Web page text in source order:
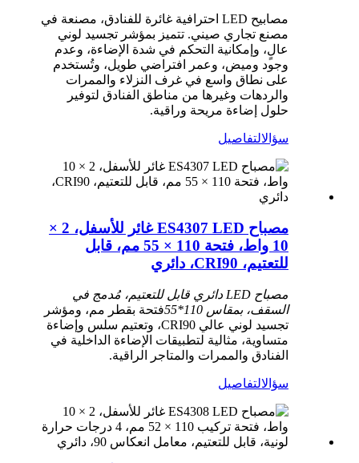
مصابيح LED احترافية غائرة للفنادق، مصنعة في
مصنع تجاري صيني. تتميز بمؤشر تجسيد لوني
عالٍ، وإمكانية التحكم في شدة الإضاءة، وعدم
وجود وميض، وعمر افتراضي طويل، وتُستخدم
على نطاق واسع في غرف النزلاء والممرات
والردهات وغيرها من مناطق الفنادق لتوفير
حلول إضاءة مريحة وراقية.
سؤالالتفاصيل
مصباح ES4307 LED غائر للأسفل، 2 ×
10 واط، فتحة 110 × 55 مم، قابل
للتعتيم، CRI90، دائري
مصباح LED دائري قابل للتعتيم، مُدمج في
السقف، بمقاس 110*55
فتحة بقطر مم، ومؤشر
تجسيد لوني عالي CRI90، وتعتيم سلس وإضاءة
متساوية، مثالية لتطبيقات الإضاءة الداخلية في
الفنادق والممرات والمتاجر الراقية.
سؤالالتفاصيل